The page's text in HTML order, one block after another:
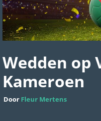
Wedden op
Kameroen
Door Fleur Mertens